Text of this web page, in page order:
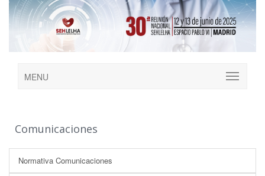
MENU
Comunicaciones
Normativa Comunicaciones